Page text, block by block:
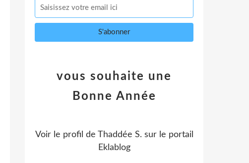
vous souhaite une
Bonne Année
Voir le profil de Thaddée S.sur le portail
Eklablog